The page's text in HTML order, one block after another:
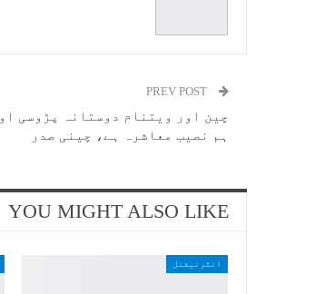
چین اور ویتنام دوستانہ پڑوسی
ہم نصیب معاشرہ ہے، چینی صدر
YOU MIGHT ALSO LIKE
انٹرنیشنل